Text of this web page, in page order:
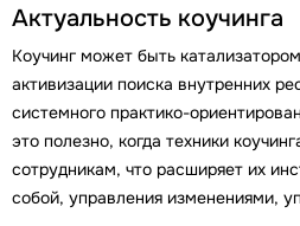
Актуальность коучинга
Коучинг может быть
активизации поиска внутренних
системного практико-
это полезно, когда техники
сотрудникам, что расширяет их
собой, управления изменениями,